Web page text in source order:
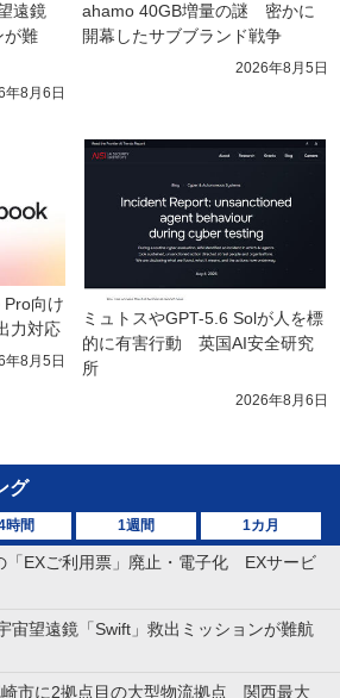
遠鏡
が難
年8月6日
ahamo 40GB増量の謎　密かに
開幕したサブブランド戦争
2026年8月5日
Pro向け
力対応
年8月5日
ミュトスやGPT-5.6 Solが人を標
的に有害行動　英国AI安全研究
所
2026年8月6日
グ
時間 1週間 1カ月
「EXご利用票」廃止・電子化 EXサービ
宙望遠鏡「Swift」救出ミッションが難航
市に2拠点目の大型物流拠点 関西最大